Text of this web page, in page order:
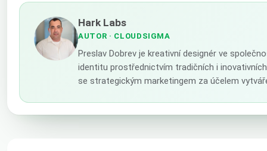
Hark Labs
AUTOR · CLOUDSIGMA
Preslav Dobrev je kreativní designér ve
identitu prostřednictvím tradičních i
se strategickým marketingem za účelem